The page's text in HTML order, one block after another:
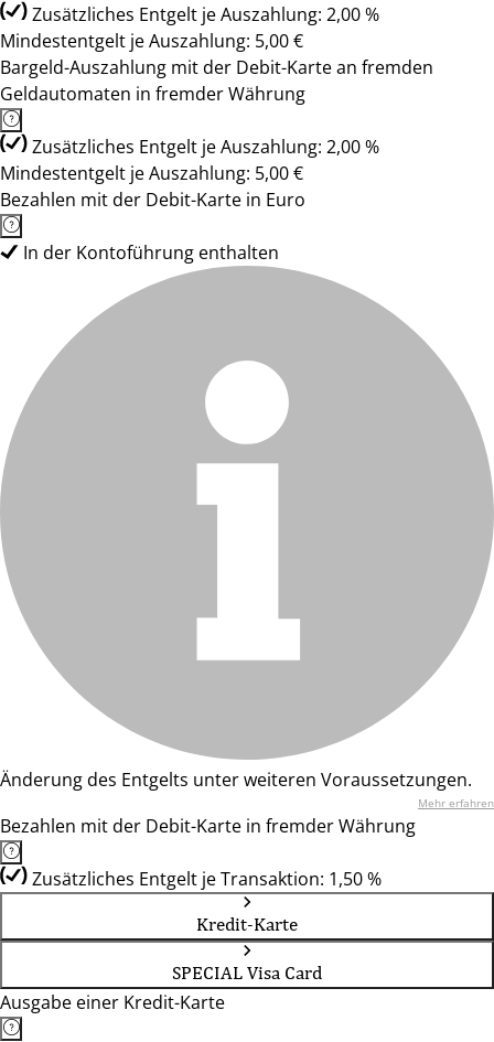
Zusätzliches Entgelt je Auszahlung: 2,00 %
Mindestentgelt je Auszahlung: 5,00 €
Bargeld-Auszahlung mit der Debit-Karte an fremden
Geldautomaten in fremder Währung
Zusätzliches Entgelt je Auszahlung: 2,00 %
Mindestentgelt je Auszahlung: 5,00 €
Bezahlen mit der Debit-Karte in Euro
In der Kontoführung enthalten
Änderung des Entgelts unter weiteren Voraussetzungen.
Mehr erfahren
Bezahlen mit der Debit-Karte in fremder Währung
Zusätzliches Entgelt je Transaktion: 1,50 %
Kredit-Karte
SPECIAL Visa Card
Ausgabe einer Kredit-Karte